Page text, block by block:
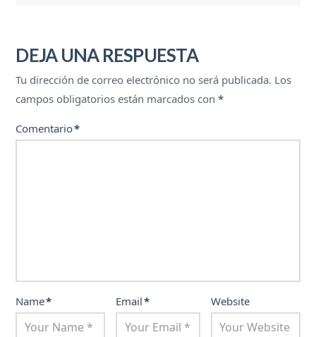
DEJA UNA RESPUESTA
Tu dirección de correo electrónico no será publicada. Los
campos obligatorios están marcados con*
Comentario*
Name* Email* Website